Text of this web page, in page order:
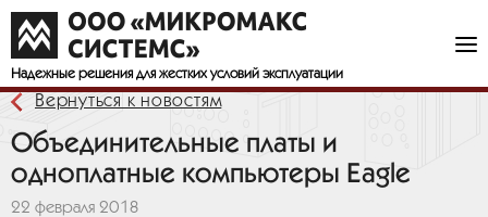
Надежные решения для жестких условий эксплуатации
Вернуться к новостям
Объединительные платы и
одноплатные компьютеры Eagle
22 февраля 2018